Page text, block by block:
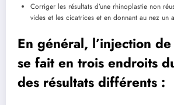
Corriger les résultats d’une rhinoplastie non
vides et les cicatrices et en donnant au nez un
En général, l’injection
se fait en trois endroits
des résultats différents :